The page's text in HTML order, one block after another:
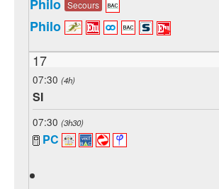
Philo Secours
Philo
17
07:30 (4h)
SI
07:30 (3h30)
PC